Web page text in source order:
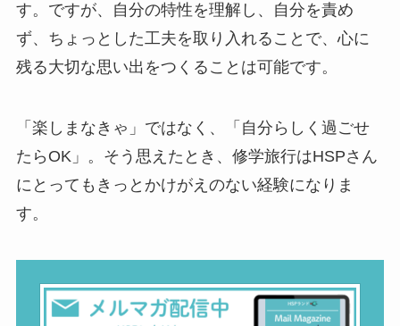
す。ですが、自分の特性を理解し、自分を責め
ず、ちょっとした工夫を取り入れることで、心に
残る大切な思い出をつくることは可能です。
「楽しまなきゃ」ではなく、「自分らしく過ごせ
たらOK」。そう思えたとき、修学旅行はHSPさん
にとってもきっとかけがえのない経験になりま
す。